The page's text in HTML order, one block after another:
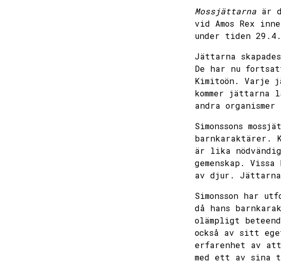
Mossjättarnaär
vid Amos Rex
under tiden
Jättarna
De har nu
Kimitoön. Varje
kommer jättarna
andra
Simonssons
barnkaraktärer.
är lika
gemenskap.
av djur.
Simonsson har
då hans
olämpligt
också av sitt
erfarenhet av
med ett av sina